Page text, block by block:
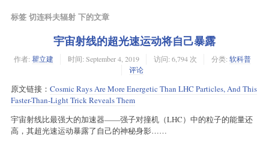
标签 切连科夫辐射 下的文章
宇宙射线的超光速运动将自己暴露
作者: 瞿立建 时间: September 4, 2019 访问: 6,794 次 分类: 软科普
评论
原文链接： Cosmic Rays Are More Energetic Than LHC Particles, And This
Faster-Than-Light Trick Reveals Them
宇宙射线比最强大的加速器——强子对撞机（LHC）中的粒子的能量还
高，其超光速运动暴露了自己的神秘身影……